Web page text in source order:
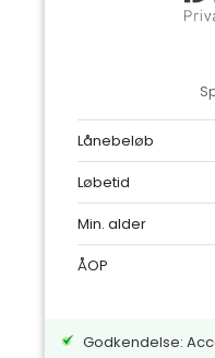
Lånebeløb
Løbetid
Min. alder
ÅOP
Godkendelse: